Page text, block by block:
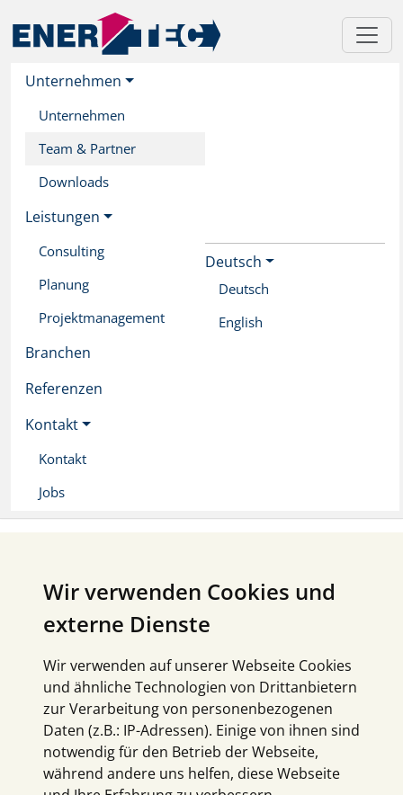
Wir verwenden Cookies und
externe Dienste
Wir verwenden auf unserer Webseite Cookies
und ähnliche Technologien von Drittanbietern
zur Verarbeitung von personenbezogenen
Daten (z.B.: IP-Adressen). Einige von ihnen sind
notwendig für den Betrieb der Webseite,
während andere uns helfen, diese Webseite
content
Unternehmen
Unternehmen
Team & Partner
Downloads
Leistungen
Consulting
Planung
Projektmanagement
Branchen
Referenzen
Kontakt
Kontakt
Jobs
Deutsch
Deutsch
English